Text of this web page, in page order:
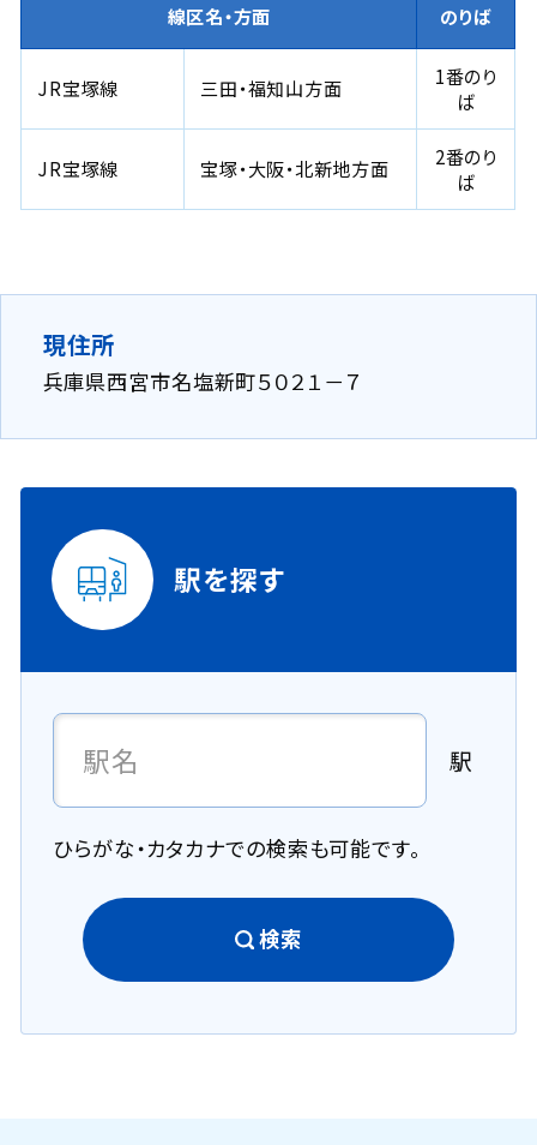
線区名・方面 のりば
JR宝塚線 三田・福知山方面
1番のり
ば
JR宝塚線 宝塚・大阪・北新地方面
2番のり
ば
現住所
兵庫県西宮市名塩新町５０２１－７
駅を探す
駅
ひらがな・カタカナでの検索も可能です。
検索